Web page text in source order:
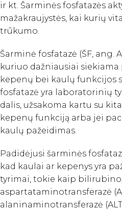
ir kt. Šarminės fosfatazės
mažakraujystės, kai kurių
trūkumo.
Šarminė fosfatazė (ŠF, ang.
kuriuo dažniausiai
kepenų bei kaulų funkcijos
fosfatazė yra laboratorinių
dalis, užsakoma kartu su
kepenų funkciją arba jei
kaulų pažeidimas.
Padidėjusi šarminės
kad kaulai ar kepenys yra
tyrimai, tokie kaip
aspartataminotransferazė
alaninaminotransferazė